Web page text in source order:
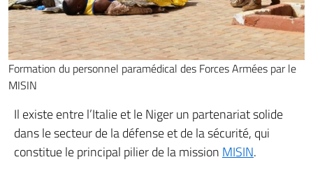
Formation du personnel paramédical des Forces Armées par le
MISIN
Il existe entre l’Italie et le Niger un partenariat solide
dans le secteur de la défense et de la sécurité, qui
constitue le principal pilier de la mission MISIN.